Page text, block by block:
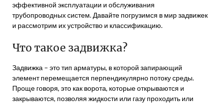
эффективной эксплуатации и обслуживания
трубопроводных систем. Давайте погрузимся в мир задвижек
и рассмотрим их устройство и классификацию.
Что такое задвижка?
Задвижка – это тип арматуры, в которой запирающий
элемент перемещается перпендикулярно потоку среды.
Проще говоря, это как ворота, которые открываются и
закрываются, позволяя жидкости или газу проходить или